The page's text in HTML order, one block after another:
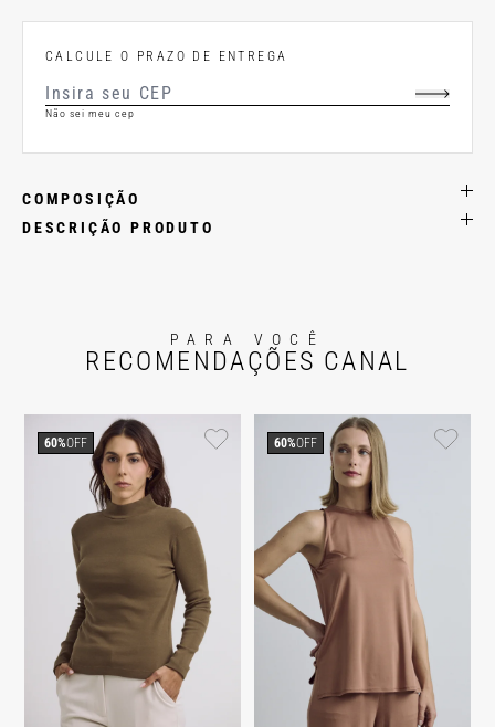
CALCULE O PRAZO DE ENTREGA
Não sei meu cep
COMPOSIÇÃO
DESCRIÇÃO PRODUTO
PARA VOCÊ
RECOMENDAÇÕES CANAL
60%OFF 60%OFF